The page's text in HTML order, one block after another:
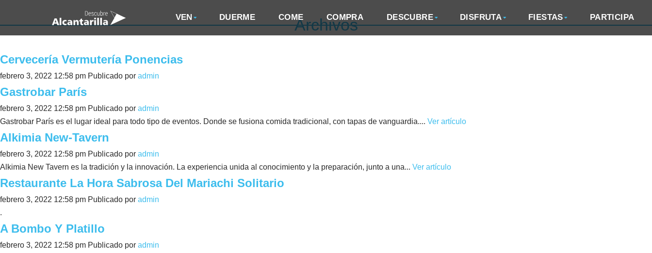
VEN DUERME COME COMPRA DESCUBRE DISFRUTA FIESTAS PARTICIPA
Archivos
Cervecería Vermutería Ponencias
febrero 3, 2022 12:58 pm Publicado por admin
Gastrobar París
febrero 3, 2022 12:58 pm Publicado por admin
Gastrobar París es el lugar ideal para todo tipo de eventos. Donde se fusiona comida tradicional, con tapas de vanguardia.... Ver artículo
Alkimia New-Tavern
febrero 3, 2022 12:58 pm Publicado por admin
Alkimia New Tavern es la tradición y la innovación. La experiencia unida al conocimiento y la preparación, junto a una... Ver artículo
Restaurante La Hora Sabrosa Del Mariachi Solitario
febrero 3, 2022 12:58 pm Publicado por admin
.
A Bombo Y Platillo
febrero 3, 2022 12:58 pm Publicado por admin